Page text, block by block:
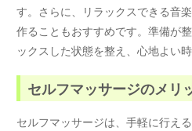
す。さらに、リラックスできる音
作ることもおすすめです。準備が
ックスした状態を整え、心地よい
セルフマッサージのメリ
セルフマッサージは、手軽に行え